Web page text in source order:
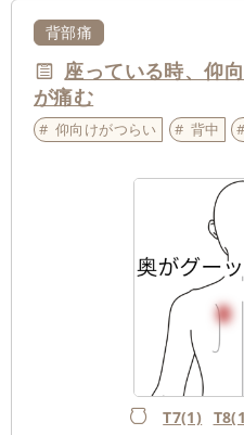
背部痛
座っている時、仰
が痛む
仰向けがつらい 背中
T7(1)